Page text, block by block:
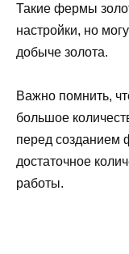
Такие фермы
настройки, но
добыче золота.
Важно помнить,
большое
перед созданием
достаточное
работы.